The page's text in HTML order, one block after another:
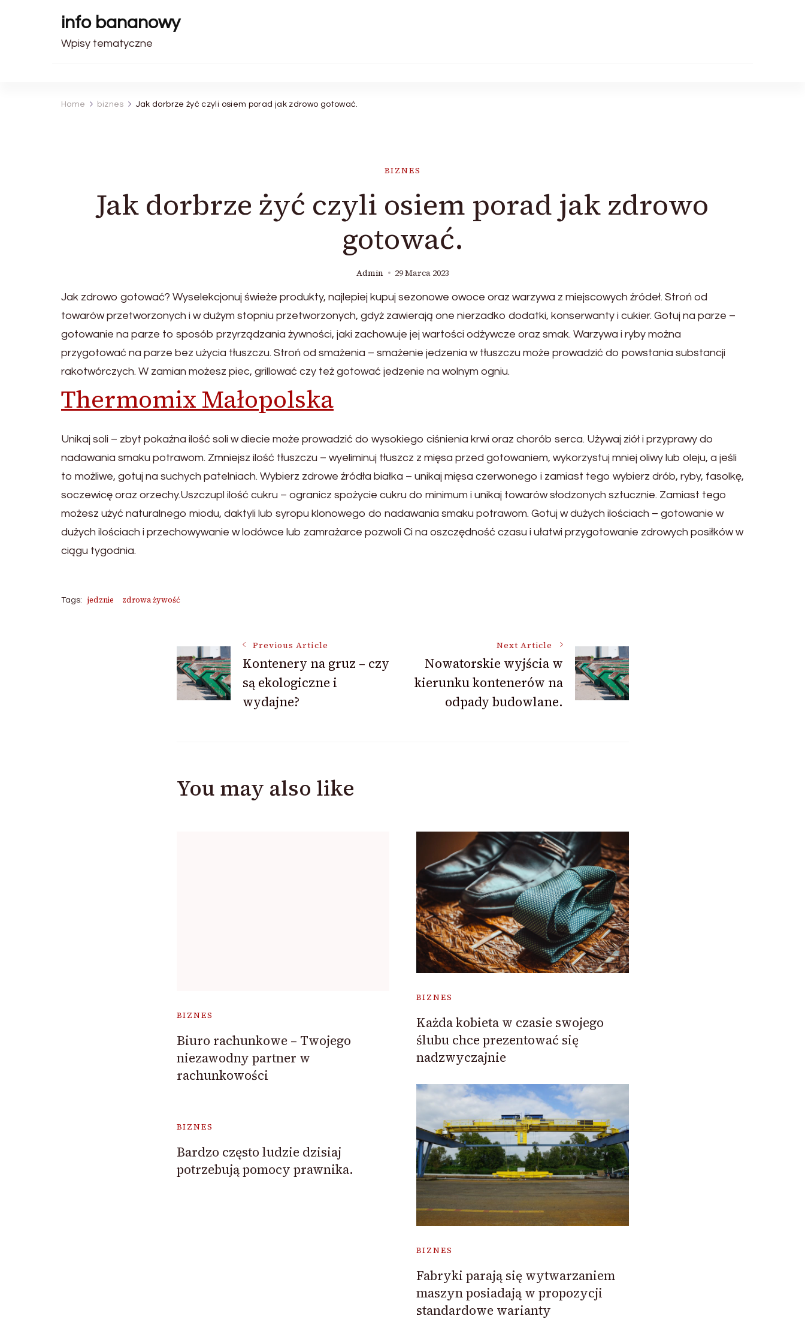
info bananowy
Wpisy tematyczne
Home biznes Jak dorbrze żyć czyli osiem porad jak zdrowo gotować.
BIZNES
Jak dorbrze żyć czyli osiem porad jak zdrowo
gotować.
Admin 29 Marca 2023
Jak zdrowo gotować? Wyselekcjonuj świeże produkty, najlepiej kupuj sezonowe owoce oraz warzywa z miejscowych źródeł. Stroń od
towarów przetworzonych i w dużym stopniu przetworzonych, gdyż zawierają one nierzadko dodatki, konserwanty i cukier. Gotuj na parze –
gotowanie na parze to sposób przyrządzania żywności, jaki zachowuje jej wartości odżywcze oraz smak. Warzywa i ryby można
przygotować na parze bez użycia tłuszczu. Stroń od smażenia – smażenie jedzenia w tłuszczu może prowadzić do powstania substancji
rakotwórczych. W zamian możesz piec, grillować czy też gotować jedzenie na wolnym ogniu.
Thermomix Małopolska
Unikaj soli – zbyt pokaźna ilość soli w diecie może prowadzić do wysokiego ciśnienia krwi oraz chorób serca. Używaj ziół i przyprawy do
nadawania smaku potrawom. Zmniejsz ilość tłuszczu – wyeliminuj tłuszcz z mięsa przed gotowaniem, wykorzystuj mniej oliwy lub oleju, a jeśli
to możliwe, gotuj na suchych patelniach. Wybierz zdrowe źródła białka – unikaj mięsa czerwonego i zamiast tego wybierz drób, ryby, fasolkę,
soczewicę oraz orzechy.Uszczupl ilość cukru – ogranicz spożycie cukru do minimum i unikaj towarów słodzonych sztucznie. Zamiast tego
możesz użyć naturalnego miodu, daktyli lub syropu klonowego do nadawania smaku potrawom. Gotuj w dużych ilościach – gotowanie w
dużych ilościach i przechowywanie w lodówce lub zamrażarce pozwoli Ci na oszczędność czasu i ułatwi przygotowanie zdrowych posiłków w
ciągu tygodnia.
Tags: jedznie zdrowa żywość
Post
Navigation
Previous Article
Kontenery na gruz – czy
są ekologiczne i
wydajne?
Next Article
Nowatorskie wyjścia w
kierunku kontenerów na
odpady budowlane.
You may also like
BIZNES
Biuro rachunkowe – Twojego
niezawodny partner w
rachunkowości
BIZNES
Każda kobieta w czasie swojego
ślubu chce prezentować się
nadzwyczajnie
BIZNES
Bardzo często ludzie dzisiaj
potrzebują pomocy prawnika.
BIZNES
Fabryki parają się wytwarzaniem
maszyn posiadają w propozycji
standardowe warianty